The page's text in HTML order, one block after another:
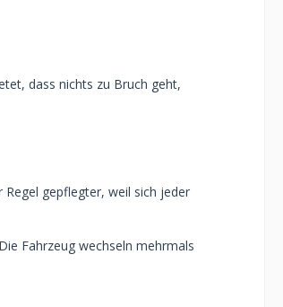
dass nichts zu Bruch geht,
gepflegter, weil sich jeder
Fahrzeug wechseln mehrmals